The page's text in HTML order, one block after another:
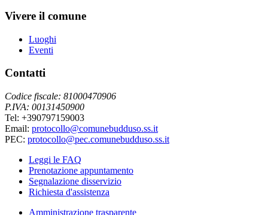
Vivere il comune
Luoghi
Eventi
Contatti
Codice fiscale: 81000470906
P.IVA: 00131450900
Tel: +390797159003
Email: protocollo@comunebudduso.ss.it
PEC: protocollo@pec.comunebudduso.ss.it
Leggi le FAQ
Prenotazione appuntamento
Segnalazione disservizio
Richiesta d'assistenza
Amministrazione trasparente